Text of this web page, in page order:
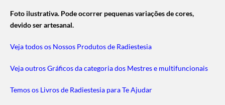
Foto ilustrativa. Pode ocorrer pequenas variações de cores,
devido ser artesanal.
Veja todos os Nossos Produtos de Radiestesia
Veja outros Gráficos da categoria dos Mestres e multifuncionais
Temos os Livros de Radiestesia para Te Ajudar